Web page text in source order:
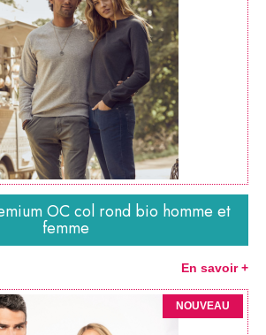
OC col rond bio homme et
femme
En savoir +
NOUVEAU